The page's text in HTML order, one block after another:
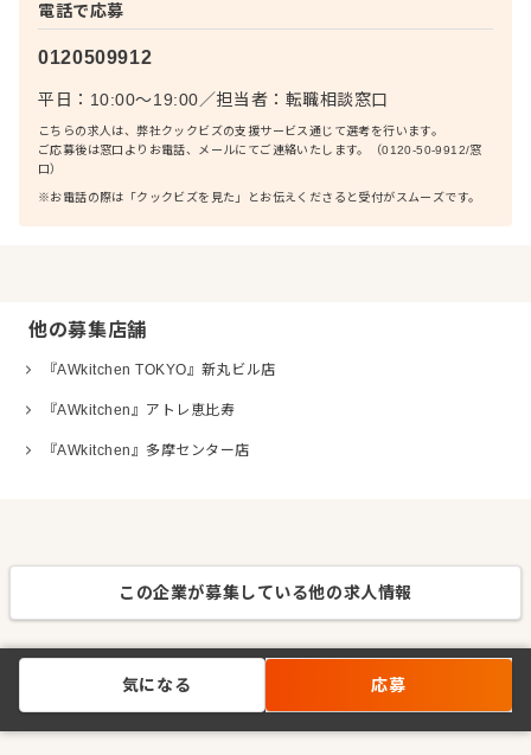
電話で応募
0120509912
平日：10:00〜19:00／担当者： 転職相談窓口
こちらの求人は、弊社クックビズの支援サービス通じて選考を行います。
ご応募後は窓口よりお電話、メールにてご連絡いたします。（0120-50-9912/窓
口）
※お電話の際は「クックビズを見た」とお伝えくださると受付がスムーズです。
他の募集店舗
『AWkitchen TOKYO』新丸ビル店
『AWkitchen』アトレ恵比寿
『AWkitchen』多摩センター店
この企業が募集している他の求人情報
気になる 応募